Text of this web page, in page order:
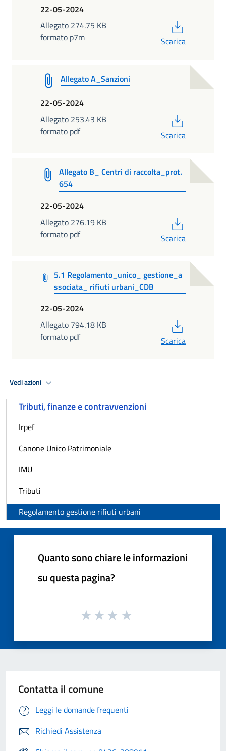
22-05-2024
Allegato 274.75 KB
formato p7m
Scarica
Allegato A_Sanzioni
22-05-2024
Allegato 253.43 KB
formato pdf
Scarica
Allegato B_ Centri di raccolta_prot.
654
22-05-2024
Allegato 276.19 KB
formato pdf
Scarica
5.1 Regolamento_unico_ gestione_a
ssociata_ rifiuti urbani_CDB
22-05-2024
Allegato 794.18 KB
formato pdf
Scarica
Vedi azioni
Tributi, finanze e contravvenzioni
Irpef
Canone Unico Patrimoniale
IMU
Tributi
Regolamento gestione rifiuti urbani
Quanto sono chiare le informazioni
su questa pagina?
Contatta il comune
Leggi le domande frequenti
Richiedi Assistenza